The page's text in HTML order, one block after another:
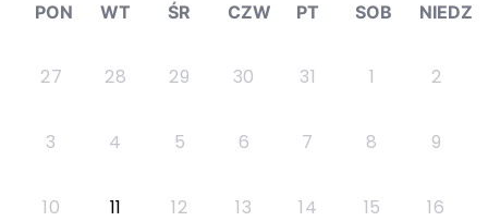
PON WT ŚR CZW PT SOB NIEDZ
27 28 29 30 31 1 2
3 4 5 6 7 8 9
10 11 12 13 14 15 16